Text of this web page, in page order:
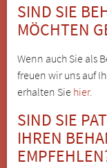
SIND SIE
MÖCHTEN
Wenn auch Sie als
freuen wir uns auf
erhalten Sie hier.
SIND SIE
IHREN